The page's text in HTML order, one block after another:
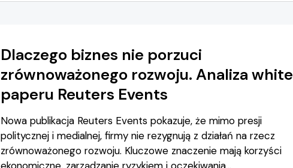
Dlaczego biznes nie porzuci
zrównoważonego rozwoju. Analiza white
paperu Reuters Events
Nowa publikacja Reuters Events pokazuje, że mimo presji
politycznej i medialnej, firmy nie rezygnują z działań na rzecz
zrównoważonego rozwoju. Kluczowe znaczenie mają korzyści